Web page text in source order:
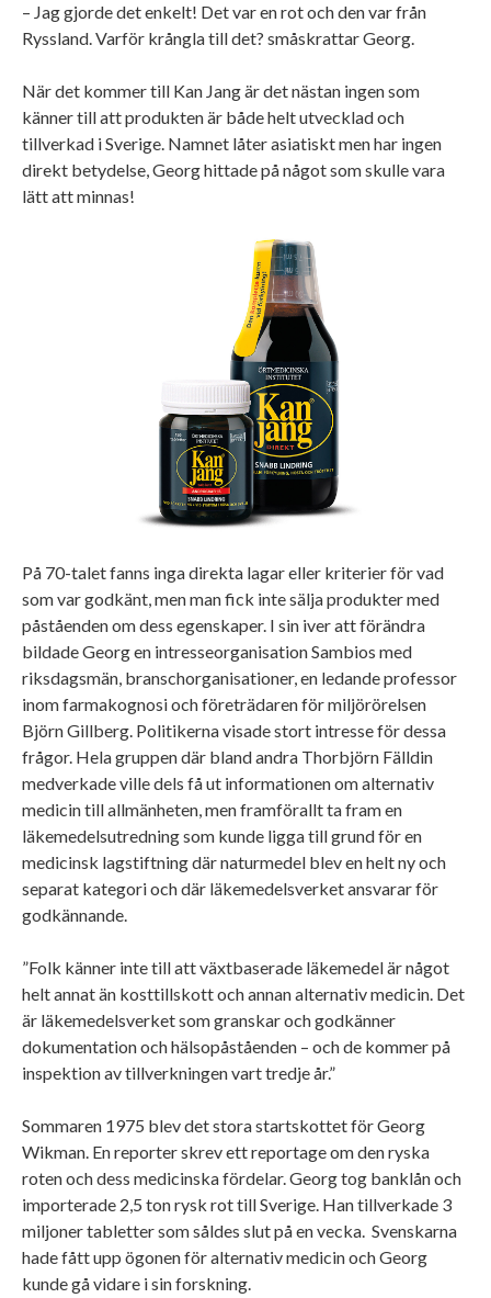
– Jag gjorde det enkelt! Det var en rot och den var från
Ryssland. Varför krångla till det? småskrattar Georg.
När det kommer till Kan Jang är det nästan ingen som
känner till att produkten är både helt utvecklad och
tillverkad i Sverige. Namnet låter asiatiskt men har ingen
direkt betydelse, Georg hittade på något som skulle vara
lätt att minnas!
På 70-talet fanns inga direkta lagar eller kriterier för vad
som var godkänt, men man fick inte sälja produkter med
påståenden om dess egenskaper. I sin iver att förändra
bildade Georg en intresseorganisation Sambios med
riksdagsmän, branschorganisationer, en ledande professor
inom farmakognosi och företrädaren för miljörörelsen
Björn Gillberg. Politikerna visade stort intresse för dessa
frågor. Hela gruppen där bland andra Thorbjörn Fälldin
medverkade ville dels få ut informationen om alternativ
medicin till allmänheten, men framförallt ta fram en
läkemedelsutredning som kunde ligga till grund för en
medicinsk lagstiftning där naturmedel blev en helt ny och
separat kategori och där läkemedelsverket ansvarar för
godkännande.
”Folk känner inte till att växtbaserade läkemedel är något
helt annat än kosttillskott och annan alternativ medicin. Det
är läkemedelsverket som granskar och godkänner
dokumentation och hälsopåståenden – och de kommer på
inspektion av tillverkningen vart tredje år.”
Sommaren 1975 blev det stora startskottet för Georg
Wikman. En reporter skrev ett reportage om den ryska
roten och dess medicinska fördelar. Georg tog banklån och
importerade 2,5 ton rysk rot till Sverige. Han tillverkade 3
miljoner tabletter som såldes slut på en vecka. Svenskarna
hade fått upp ögonen för alternativ medicin och Georg
kunde gå vidare i sin forskning.